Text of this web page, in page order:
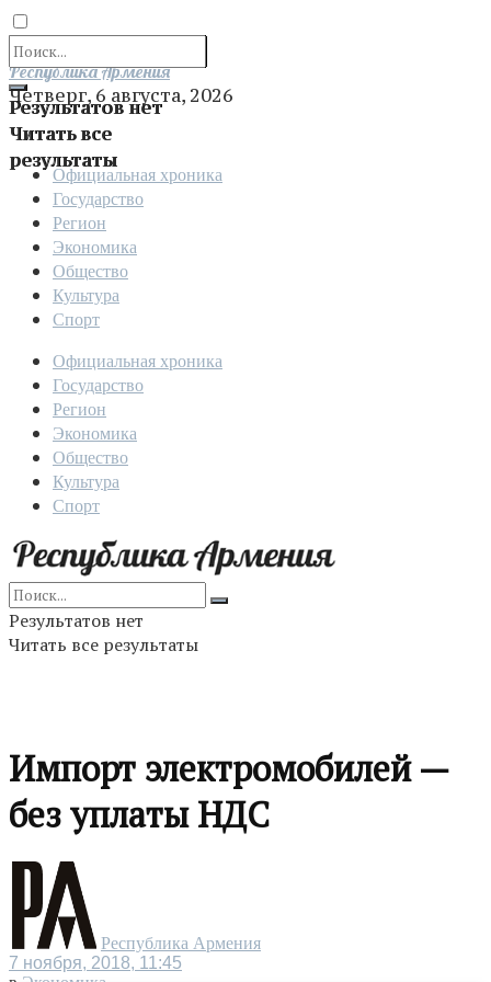
Результатов нет
Читать все
результаты
Отправить
Республика Армения
Четверг, 6 августа, 2026
Официальная хроника
Государство
Регион
Экономика
Общество
Культура
Спорт
Официальная хроника
Государство
Регион
Экономика
Общество
Культура
Спорт
Результатов нет
Читать все результаты
Импорт электромобилей —
без уплаты НДС
Республика Армения
7 ноября, 2018, 11:45